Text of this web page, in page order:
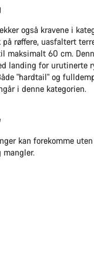
også kravene i
røffere, uasfaltert
maksimalt 60 cm.
landing for urutinerte
"hardtail" og
i denne kategorien.
kan forekomme